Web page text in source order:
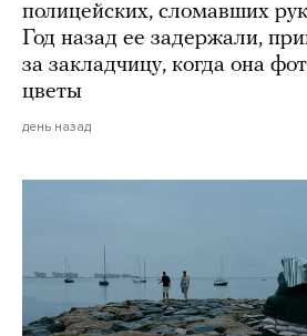
полицейских, сломавших
Год назад ее задержали,
за закладчицу, когда она
цветы
день назад